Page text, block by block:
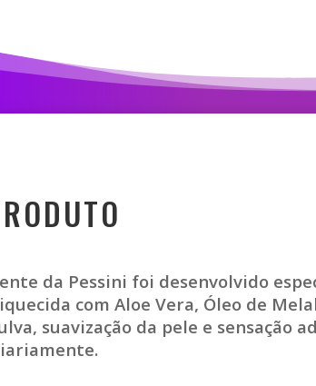
da Pessini foi desenvolvido
com Aloe Vera, Óleo de
suavização da pele e sensação